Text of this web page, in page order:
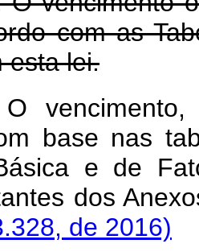
com as
esta lei.
vencimento,
base nas
e de
dos
de 2016)